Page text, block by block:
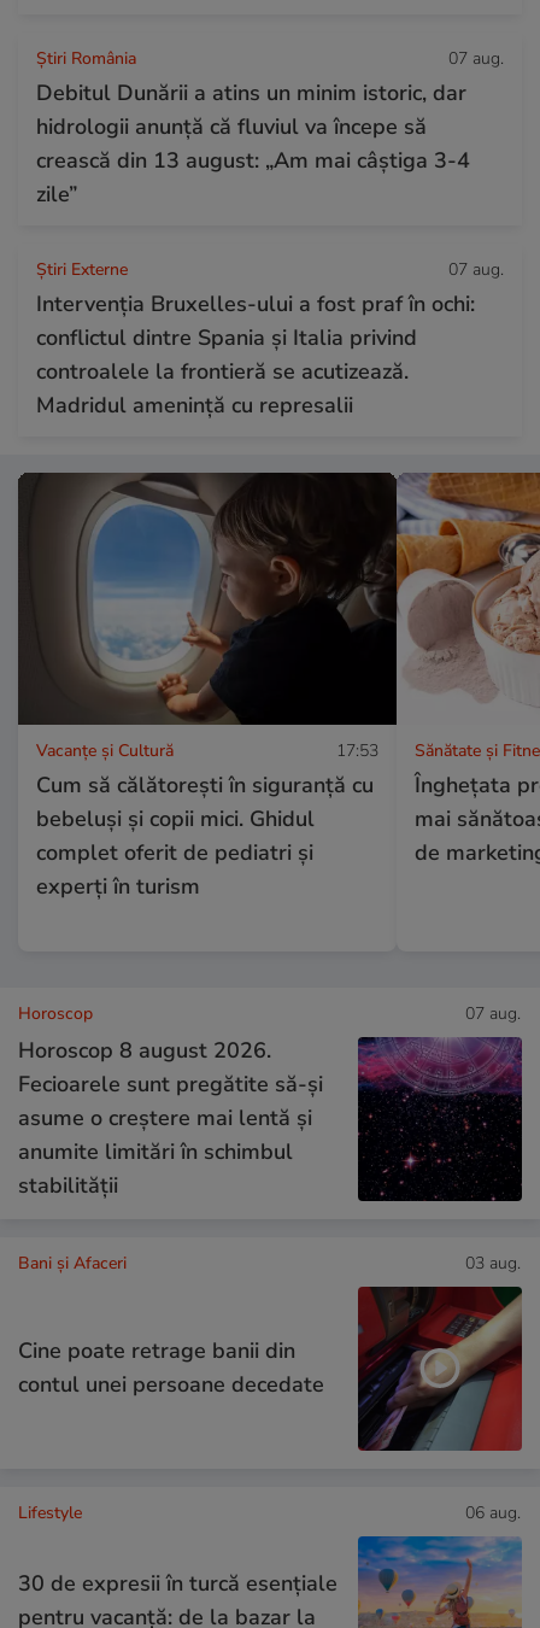
Știri România 07 aug.
Debitul Dunării a atins un minim istoric, dar
hidrologii anunță că fluviul va începe să
crească din 13 august: „Am mai câștiga 3-4
zile”
Știri Externe 07 aug.
Intervenția Bruxelles-ului a fost praf în ochi:
conflictul dintre Spania și Italia privind
controalele la frontieră se acutizează.
Madridul amenință cu represalii
Vacanțe și Cultură 17:53
Cum să călătorești în siguranță cu
bebeluși și copii mici. Ghidul
complet oferit de pediatri și
experți în turism
Sănătate și
Înghețata
mai
de
Horoscop 07 aug.
Horoscop 8 august 2026.
Fecioarele sunt pregătite să-și
asume o creștere mai lentă și
anumite limitări în schimbul
stabilității
Bani și Afaceri 03 aug.
Cine poate retrage banii din
contul unei persoane decedate
Lifestyle 06 aug.
30 de expresii în turcă esențiale
pentru vacanță: de la bazar la